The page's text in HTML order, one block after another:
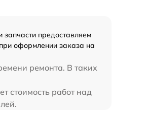
предоставляем
оформлении заказа на
ремонта. В таких
стоимость работ над